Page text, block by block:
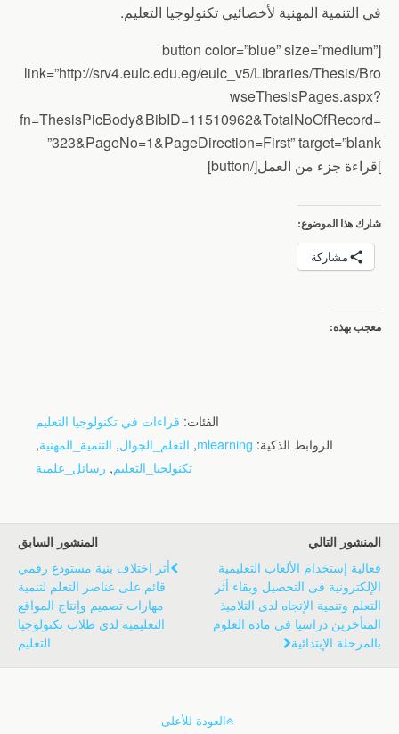
في التنمية المهنية لأخصائيي تكنولوجيا التعليم.
[button color=”blue” size=”medium”
link=”http://srv4.eulc.edu.eg/eulc_v5/Libraries/Thesis/Bro
wseThesisPages.aspx?
fn=ThesisPicBody&BibID=11510962&TotalNoOfRecord=
323&PageNo=1&PageDirection=First” target=”blank”
]قراءة جزء من العمل[/button]
شارك هذا الموضوع:
مشاركة
معجب بهذه:
الفئات: قراءات في تكنولوجيا التعليم
الروابط الذكية: mlearning
, التعلم_الجوال, التنمية_المهنية,
تكنولجيا_التعليم, رسائل_علمية
المنشور السابق
أثر اختلاف بنية مستودع رقمي
قائم على عناصر التعلم لتنمية
مهارات تصميم وإنتاج المواقع
التعليمية لدى طلاب تكنولوجيا
التعليم
المنشور التالي
فعالية إستخدام الألعاب التعليمية
الإلكترونية فى التحصيل وبقاء أثر
التعلم وتنمية الإتجاه لدى التلاميذ
المتأخرين دراسيا فى مادة العلوم
بالمرحلة الإبتدائية
العودة للأعلى